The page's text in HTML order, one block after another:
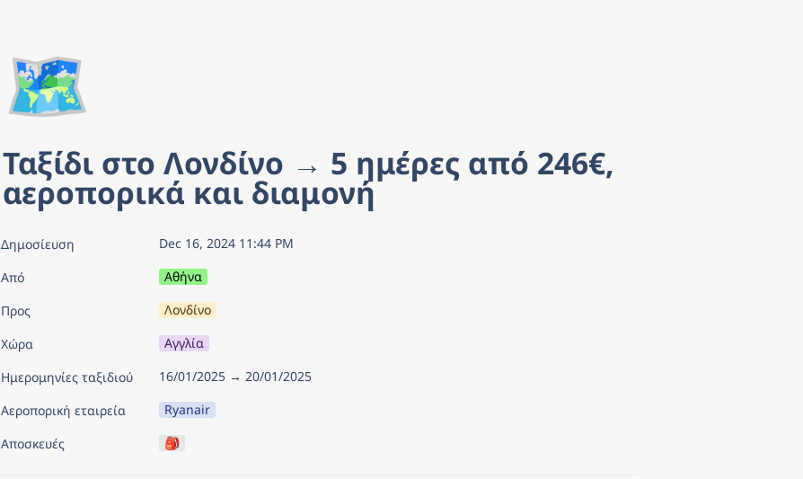
🗺️
Ταξίδι στο Λονδίνο → 5 ημέρες από 246€,
αεροπορικά και διαμονή
Δημοσίευση
Dec 16, 2024 11:44 PM
Από
Αθήνα
Προς
Λονδίνο
Χώρα
Αγγλία
Ημερομηνίες ταξιδιού
16/01/2025 → 20/01/2025
Αεροπορική εταιρεία
Ryanair
Αποσκευές
🎒